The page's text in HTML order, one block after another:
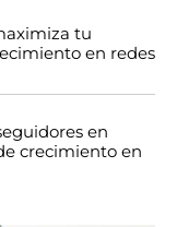
tu
en redes
en
crecimiento en